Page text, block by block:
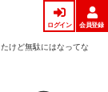
ログイン 会員登録
けど無駄にはなってな